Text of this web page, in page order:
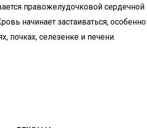
правожелудочковой сердечной
начинает застаиваться, особенно
почках, селезенке и печени.